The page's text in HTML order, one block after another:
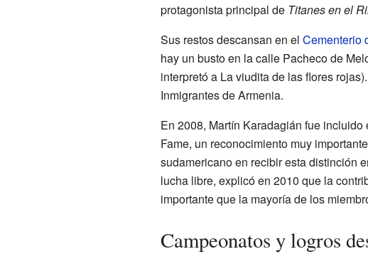
protagonista principal de Titanes en el
Sus restos descansan en el Cementerio
hay un busto en la calle Pacheco de
interpretó a La viudita de las flores
Inmigrantes de Armenia.
En 2008, Martín Karadagián fue
Fame, un reconocimiento muy
sudamericano en recibir esta distinción
lucha libre, explicó en 2010 que la
importante que la mayoría de los
Campeonatos y logros